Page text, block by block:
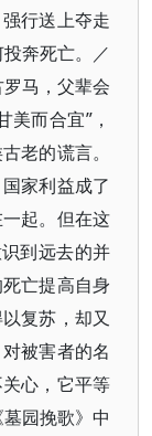
行送上夺走
奔死亡。／
马，父辈会
而合宜”，
老的谎言。
家利益成了
起。但在这
到远去的并
亡提高自身
复苏，却又
被害者的名
心，它平等
园挽歌》中